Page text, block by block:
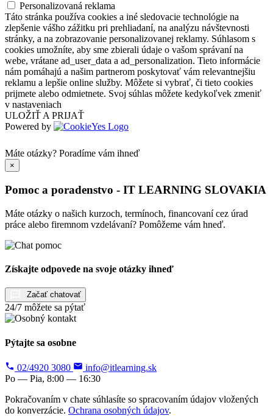
Personalizovaná reklama
Táto stránka používa cookies a iné sledovacie technológie na
zlepšenie vášho zážitku pri prehliadaní, na analýzu návštevnosti
stránky, a na zobrazovanie personalizovanej reklamy. Súhlasom s
cookies umožníte, aby sme zbierali údaje o vašom správaní na
webe, vrátane ad_user_data a ad_personalization. Tieto informácie
nám pomáhajú a našim partnerom poskytovať vám relevantnejšiu
reklamu a lepšie online služby. Môžete si vybrať, či tieto cookies
prijmete alebo odmietnete. Svoj súhlas môžete kedykoľvek zmeniť
v nastaveniach
ULOŽIŤ A PRIJAŤ
Powered by
Máte otázky? Poradíme vám ihneď
×
Pomoc a poradenstvo - IT LEARNING SLOVAKIA
Máte otázky o našich kurzoch, termínoch, financovaní cez úrad
práce alebo firemnom vzdelávaní? Pomôžeme vám hneď.
Získajte odpovede na svoje otázky ihneď
Začať chatovať
24/7 môžete sa pýtať
Pýtajte sa osobne
02/4920 3080
info@itlearning.sk
Po — Pia, 8:00 — 16:30
Pokračovaním v chate súhlasíte so spracovaním údajov vložených
do konverzácie. Ochrana osobných údajov.